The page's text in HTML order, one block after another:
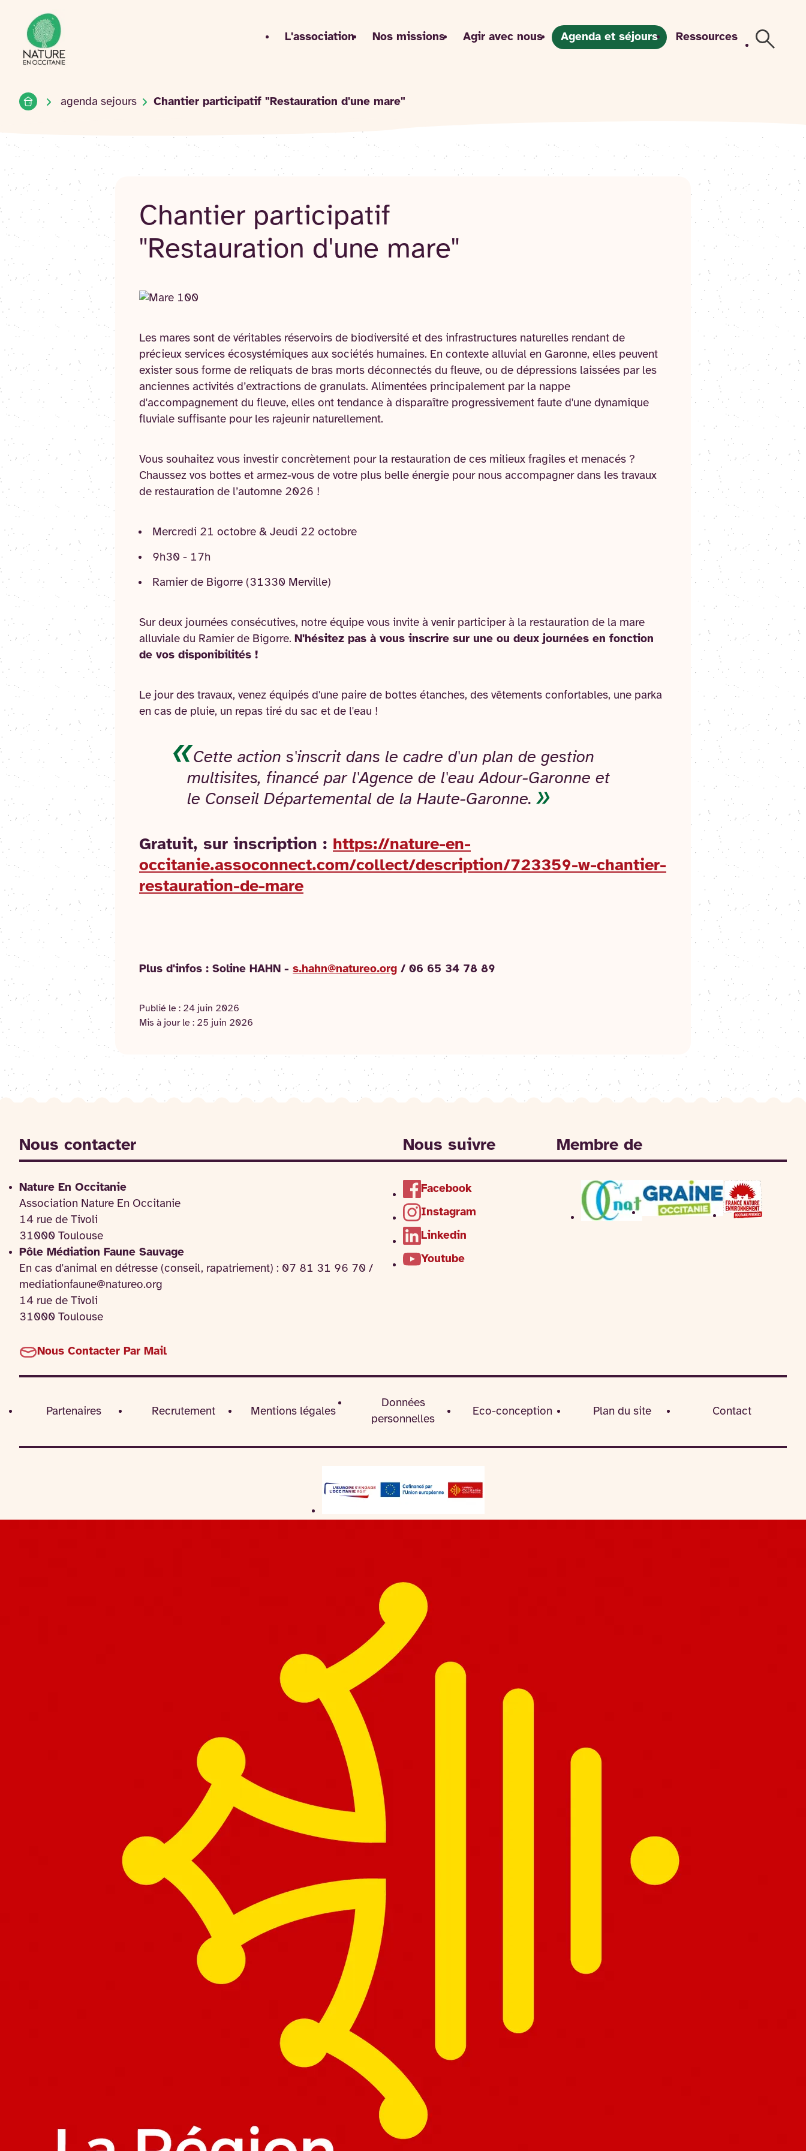
Accéder
au
contenu
Accueil du site
L'association
Nos missions Agir avec nous Agenda et séjours Ressources
Accueilagenda sejours Chantier participatif "Restauration d'une mare"
Chantier participatif
"Restauration d'une mare"
Les mares sont de véritables réservoirs de biodiversité et des infrastructures naturelles rendant de
précieux services écosystémiques aux sociétés humaines. En contexte alluvial en Garonne, elles peuvent
exister sous forme de reliquats de bras morts déconnectés du fleuve, ou de dépressions laissées par les
anciennes activités d’extractions de granulats. Alimentées principalement par la nappe
d'accompagnement du fleuve, elles ont tendance à disparaître progressivement faute d'une dynamique
fluviale suffisante pour les rajeunir naturellement.
Vous souhaitez vous investir concrètement pour la restauration de ces milieux fragiles et menacés ?
Chaussez vos bottes et armez-vous de votre plus belle énergie pour nous accompagner dans les travaux
de restauration de l’automne 2026 !
Mercredi 21 octobre & Jeudi 22 octobre
9h30 - 17h
Ramier de Bigorre (31330 Merville)
Sur deux journées consécutives, notre équipe vous invite à venir participer à la restauration de la mare
alluviale du Ramier de Bigorre. N'hésitez pas à vous inscrire sur une ou deux journées en fonction
de vos disponibilités !
Le jour des travaux, venez équipés d'une paire de bottes étanches, des vêtements confortables, une parka
en cas de pluie, un repas tiré du sac et de l'eau !
Cette action s'inscrit dans le cadre d'un plan de gestion
multisites, financé par l'Agence de l'eau Adour-Garonne et
le Conseil Départemental de la Haute-Garonne.
Gratuit, sur inscription : https://nature-en-
occitanie.assoconnect.com/collect/description/723359-w-chantier-
restauration-de-mare
Plus d'infos : Soline HAHN - s.hahn@natureo.org / 06 65 34 78 89
Publié le : 24 juin 2026
Mis à jour le : 25 juin 2026
Nous contacter
Nature En Occitanie
Association Nature En Occitanie
14 rue de Tivoli
31000 Toulouse
Pôle Médiation Faune Sauvage
En cas d'animal en détresse (conseil, rapatriement) : 07 81 31 96 70 /
mediationfaune@natureo.org
14 rue de Tivoli
31000 Toulouse
Nous Contacter Par Mail
Nous suivre
Facebook
Instagram
Linkedin
Youtube
Membre de
Partenaires Recrutement Mentions légales
Données
personnelles
Eco-conception Plan du site Contact